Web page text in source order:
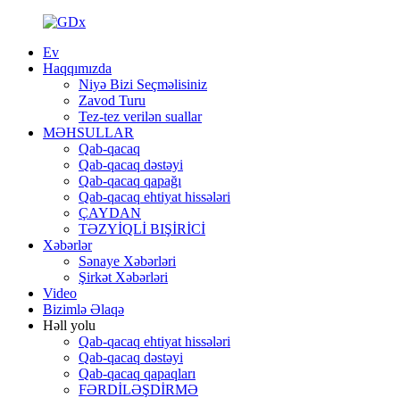
Ev
Haqqımızda
Niyə Bizi Seçməlisiniz
Zavod Turu
Tez-tez verilən suallar
MƏHSULLAR
Qab-qacaq
Qab-qacaq dəstəyi
Qab-qacaq qapağı
Qab-qacaq ehtiyat hissələri
ÇAYDAN
TƏZYİQLİ BIŞİRİCİ
Xəbərlər
Sənaye Xəbərləri
Şirkət Xəbərləri
Video
Bizimlə Əlaqə
Həll yolu
Qab-qacaq ehtiyat hissələri
Qab-qacaq dəstəyi
Qab-qacaq qapaqları
FƏRDİLƏŞDİRMƏ